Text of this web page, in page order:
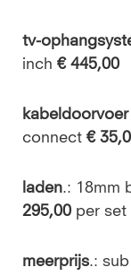
tv-
inch € 445,00
connect €
laden.: 18mm
295,00 per set
meerprijs.: